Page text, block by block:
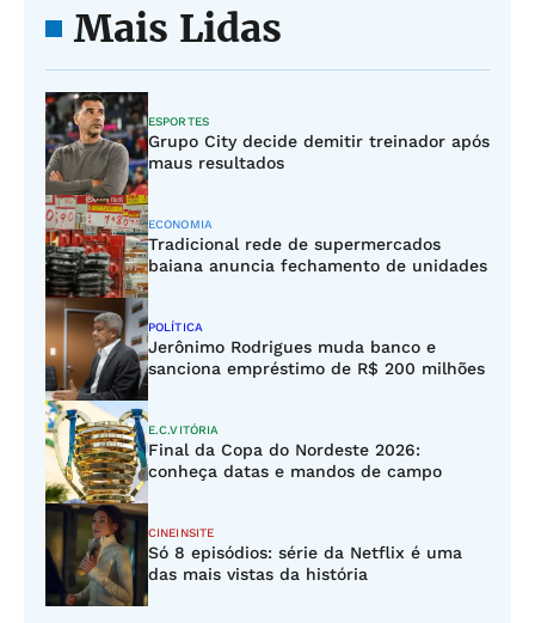
Mais Lidas
ESPORTES
Grupo City decide demitir treinador após
maus resultados
ECONOMIA
Tradicional rede de supermercados
baiana anuncia fechamento de unidades
POLÍTICA
Jerônimo Rodrigues muda banco e
sanciona empréstimo de R$ 200 milhões
E.C.VITÓRIA
Final da Copa do Nordeste 2026:
conheça datas e mandos de campo
CINEINSITE
Só 8 episódios: série da Netflix é uma
das mais vistas da história